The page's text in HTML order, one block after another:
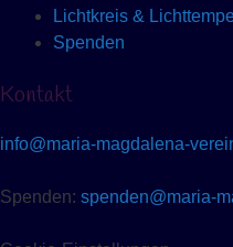
Lichtkreis & Lichttempel
Spenden
Kontakt
info@maria-magdalena-
Spenden: spenden@maria-